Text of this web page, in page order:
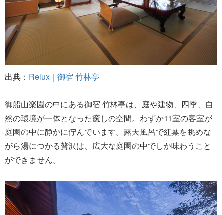
出典： Relux｜御宿 竹林亭
御船山楽園の中にある御宿 竹林亭は、庭や建物、四季、自
然の環境が一体となった癒しの空間。わずか11室の客室が
庭園の中に静かに佇んでいます。露天風呂で紅葉を眺めな
がら湯につかる贅沢は、広大な庭園の中でしか味わうこと
ができません。